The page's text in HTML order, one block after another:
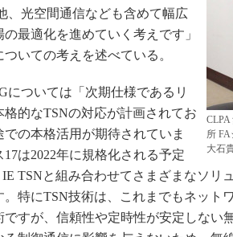
所
大石
、光空間通信なども含めて幅広
の最適化を進めていく考えです」
いての考えを述べている。
ついては「次期仕様であるリ
格的なTSNの対応が計画されてお
での本格活用が期待されていま
は2022年に規格化される予定
TSNと組み合わせてさまざまなソリ
。特にTSN技術は、これまでもネット
ですが、信頼性や定時性が安定しない